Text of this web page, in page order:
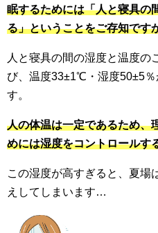
眠するためには「人と寝具の
る」ということをご存知です
人と寝具の間の湿度と温度の
び、温度33±1℃・湿度50±5％
す。
人の体温は一定であるため、
めには湿度をコントロールす
この湿度が高すぎると、夏場
えしてしまいます…